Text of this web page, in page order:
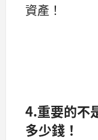
資產！
4.重要的不
多少錢！